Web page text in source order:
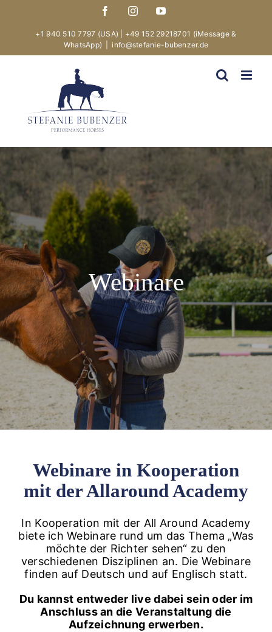
content
FacebookInstagramYouTube
+1 940 510 7797 (USA) +49 152 29218701 (iMessage &
WhatsApp)
info@stefanie-bubenzer.de
Webinare
Webinare in Kooperation
mit der Allaround Academy
In Kooperation mit der All Around Academy
biete ich Webinare rund um das Thema „Was
möchte der Richter sehen“ zu den
verschiedenen Disziplinen an. Die Webinare
finden auf Deutsch und auf Englisch statt.
Du kannst entweder live dabei sein oder im
Anschluss an die Veranstaltung die
Aufzeichnung erwerben.